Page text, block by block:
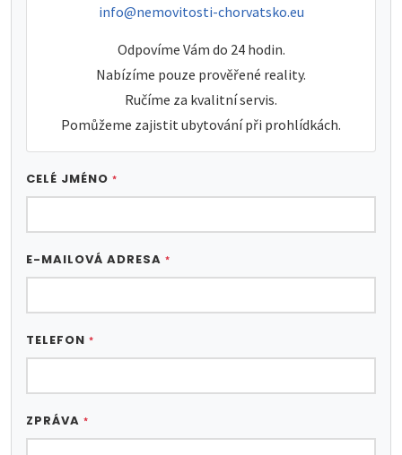
e-mail:
info@nemovitosti-chorvatsko.eu
Odpovíme Vám do 24 hodin.
Nabízíme pouze prověřené reality.
Ručíme za kvalitní servis.
Pomůžeme zajistit ubytování při prohlídkách.
CELÉ JMÉNO *
E-MAILOVÁ ADRESA *
TELEFON *
ZPRÁVA *